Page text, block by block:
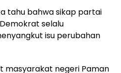
tahu bahwa sikap partai
selalu
isu perubahan
masyarakat negeri Paman